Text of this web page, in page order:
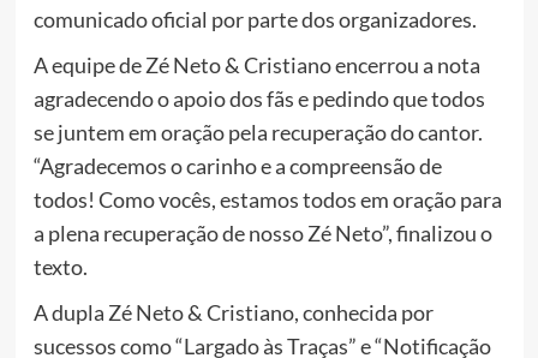
comunicado oficial por parte dos organizadores.
A equipe de Zé Neto & Cristiano encerrou a nota
agradecendo o apoio dos fãs e pedindo que todos
se juntem em oração pela recuperação do cantor.
“Agradecemos o carinho e a compreensão de
todos! Como vocês, estamos todos em oração para
a plena recuperação de nosso Zé Neto”, finalizou o
texto.
A dupla Zé Neto & Cristiano, conhecida por
sucessos como “Largado às Traças” e “Notificação